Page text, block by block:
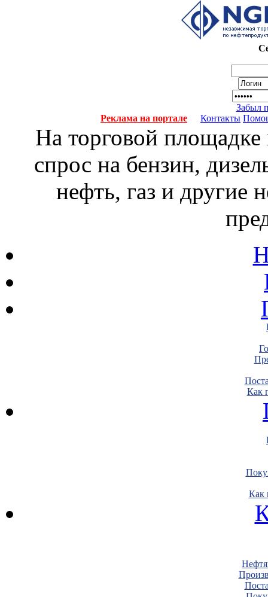
Забыл
Реклама на портале
Контакты
На торговой
спрос на бензин,
нефть, газ и другие
Как
Как